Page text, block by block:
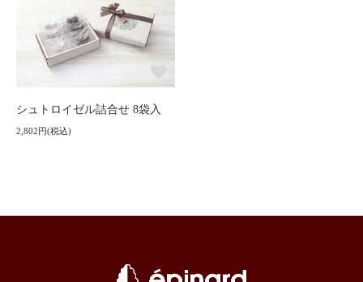
シュトロイゼル詰合せ 8袋入
2,802円(税込)